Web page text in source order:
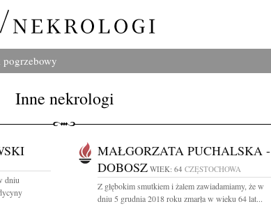
pogrzebowy
Inne nekrologi
dniu
MAŁGORZATA PUCHALSKA -
DOBOSZ WIEK: 64 CZĘSTOCHOWA
Z głębokim smutkiem i żalem zawiadamiamy, że w
dniu 5 grudnia 2018 roku zmarła w wieku 64 lat...